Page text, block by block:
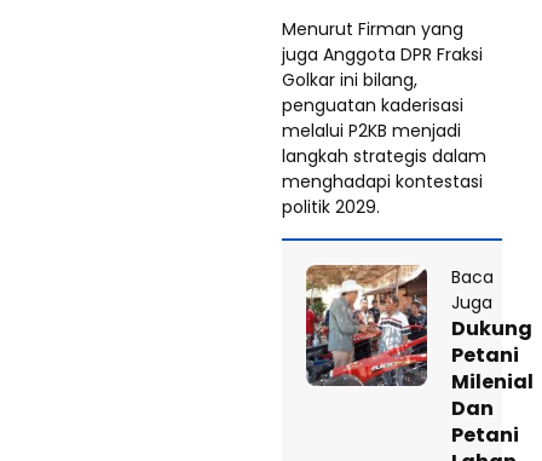
Menurut Firman yang
juga Anggota DPR Fraksi
Golkar ini bilang,
penguatan kaderisasi
melalui P2KB menjadi
langkah strategis dalam
menghadapi kontestasi
politik 2029.
Baca
Juga
Dukung
Petani
Milenial
Dan
Petani